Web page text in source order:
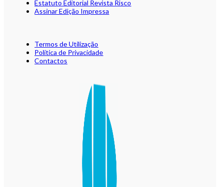
Estatuto Editorial Revista Risco
Assinar Edição Impressa
Termos de Utilização
Política de Privacidade
Contactos